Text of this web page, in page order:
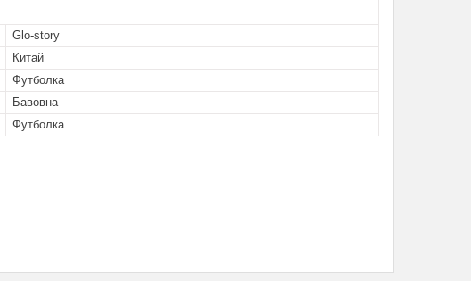
Glo-story
Китай
Футболка
Бавовна
Футболка